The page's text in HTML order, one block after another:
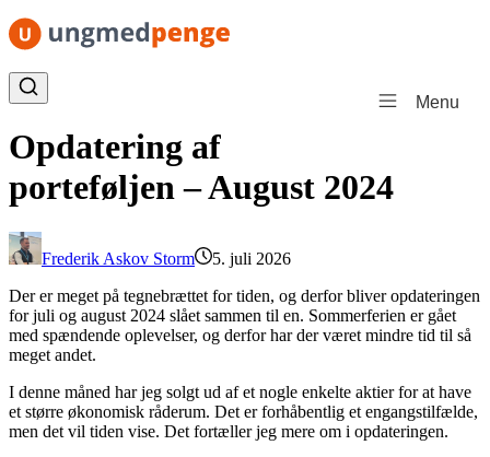
Spring til indhold
Menu
Opdatering af
porteføljen – August 2024
Frederik Askov Storm
5. juli 2026
Der er meget på tegnebrættet for tiden, og derfor bliver opdateringen
for juli og august 2024 slået sammen til en. Sommerferien er gået
med spændende oplevelser, og derfor har der været mindre tid til så
meget andet.
I denne måned har jeg solgt ud af et nogle enkelte aktier for at have
et større økonomisk råderum. Det er forhåbentlig et engangstilfælde,
men det vil tiden vise. Det fortæller jeg mere om i opdateringen.